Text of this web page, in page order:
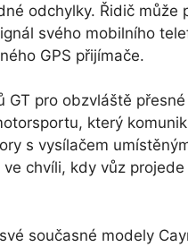
odchylky. Řidič
svého mobilního
GPS přijímače.
GT pro obzvláště
který
s vysílačem
chvíli, kdy vůz
současné modely